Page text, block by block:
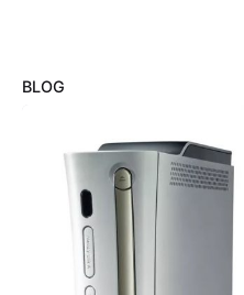
BLOG
Vincent Capitaine